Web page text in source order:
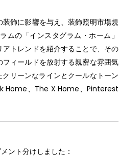
飾に影響を与え、装飾照明市場規
ムの「インスタグラム・ホーム」
トレンドを紹介することで、その
ィールドを放射する親密な雰囲気
リーンなラインとクールなトーン
Home、The X Home、Pinterest
ント分けしました：